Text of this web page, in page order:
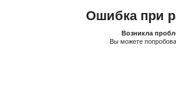
Ошибка при
Возникла
Вы можете